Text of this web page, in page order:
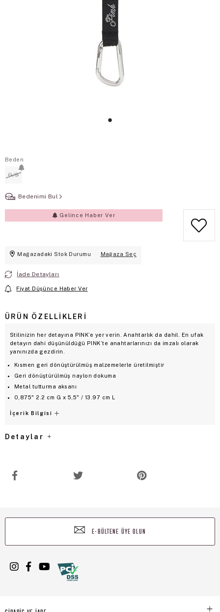
Beden
O/S
Bedenimi Bul
Gelince Haber Ver
Mağazadaki Stok Durumu Mağaza Seç
İade Detayları
Fiyat Düşünce Haber Ver
ÜRÜN ÖZELLIKLERI
Stilinizin her detayına PINK’e yer verin. Anahtarlık da dahil. En ufak
detayın dahi düşünüldüğü PINK’te anahtarlarınızı da imzalı olarak
yanınızda gezdirin.
Kısmen geri dönüştürülmüş malzemelerle üretilmiştir
Geri dönüştürülmüş naylon dokuma
Metal tutturma aksanı
0,875" 2.2 cm G x 5,5" / 13.97 cm L
İçerik Bilgisi
Detaylar
E-BÜLTENE ÜYE OLUN